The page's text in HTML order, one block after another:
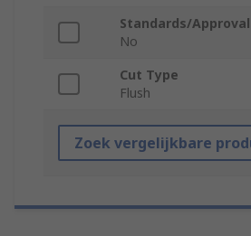
Standards/
No
Cut Type
Flush
Zoek vergelijkbare